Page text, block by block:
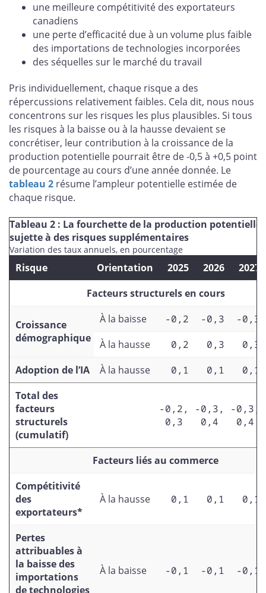
une meilleure compétitivité des exportateurs
canadiens
une perte d’efficacité due à un volume plus faible
des importations de technologies incorporées
des séquelles sur le marché du travail
Pris individuellement, chaque risque a des
répercussions relativement faibles. Cela dit, nous nous
concentrons sur les risques les plus plausibles. Si tous
les risques à la baisse ou à la hausse devaient se
concrétiser, leur contribution à la croissance de la
production potentielle pourrait être de -0,5 à +0,5 point
de pourcentage au cours d’une année donnée. Le
tableau 2 résume l’ampleur potentielle estimée de
chaque risque.
Tableau 2 : La fourchette de la production potentielle
sujette à des risques supplémentaires
Variation des taux annuels, en pourcentage
Risque Orientation 2025 2026
2027
Facteurs structurels en cours
Croissance
démographique
À la baisse -0,2 -0,3
-0,3
À la hausse
0,2 0,3
0,3
Adoption de l’IA
À la hausse 0,1 0,1
0,1
Total des
facteurs
structurels
(cumulatif)
-0,2,
0,3
-0,3,
0,4
-0,3,
0,4
Facteurs liés au commerce
Compétitivité
des
exportateurs*
À la hausse 0,1 0,1 0,1
Pertes
attribuables à
la baisse des
importations
de technologies
À la baisse -0,1 -0,1 -0,1